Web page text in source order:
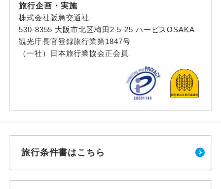
旅行企画・実施
株式会社阪急交通社
530-8355 大阪市北区梅田2-5-25 ハービスOSAKA
観光庁長官登録旅行業第1847号
（一社）日本旅行業協会正会員
旅行条件書はこちら